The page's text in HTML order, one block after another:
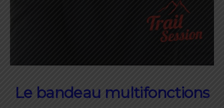
Le bandeau multifonctions